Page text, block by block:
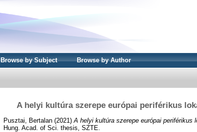
Browse by Subject Browse by Author
A helyi kultúra szerepe európai periférikus
Pusztai, Bertalan (2021) A helyi kultúra szerepe európai periférikus
Hung. Acad. of Sci. thesis, SZTE.